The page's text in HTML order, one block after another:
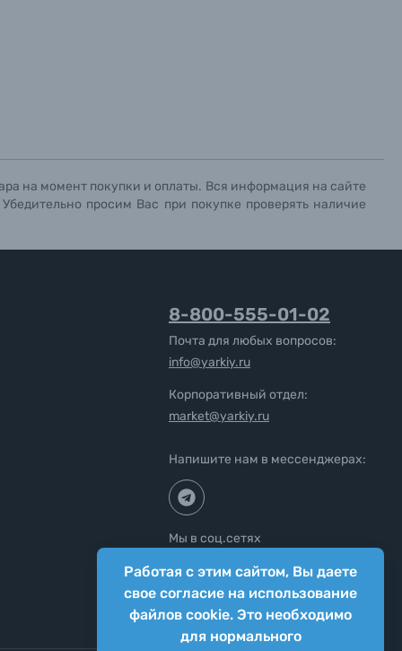
на момент покупки и оплаты. Вся информация на сайте
просим Вас при покупке проверять наличие
Работая с этим сайтом, Вы даете
свое согласие на использование
файлов cookie. Это необходимо
для нормального
8-800-555-01-02
Почта для любых вопросов:
info@yarkiy.ru
Корпоративный отдел:
market@yarkiy.ru
Напишите нам в мессенджерах:
Мы в соц.сетях